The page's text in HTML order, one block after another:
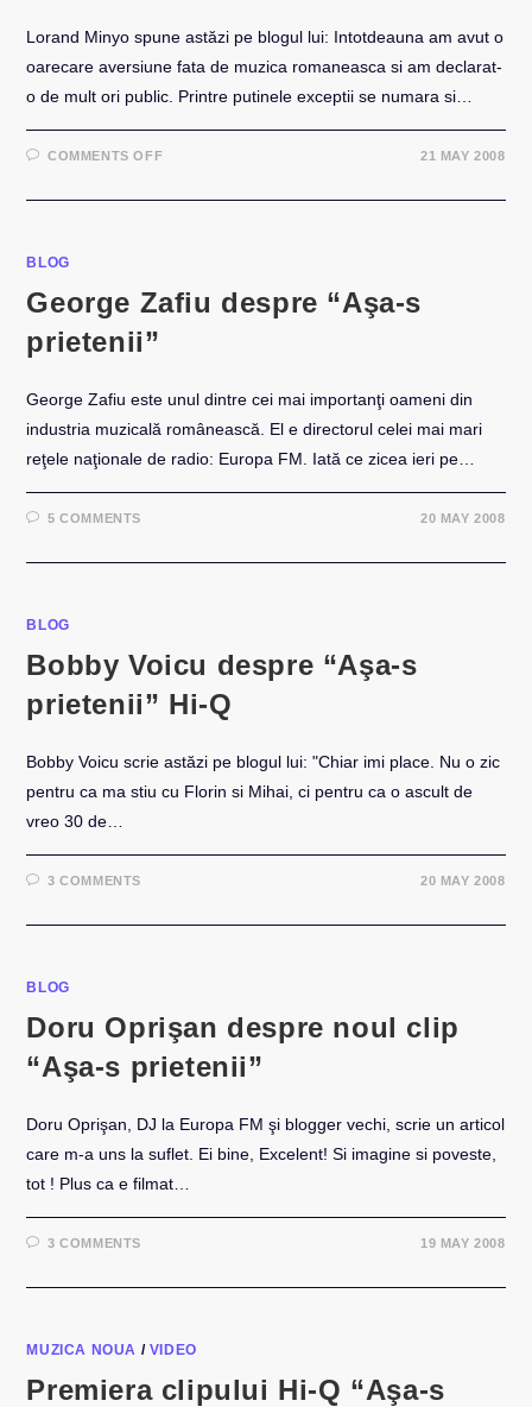
Lorand Minyo spune astăzi pe blogul lui: Intotdeauna am avut o
oarecare aversiune fata de muzica romaneasca si am declarat-
o de mult ori public. Printre putinele exceptii se numara si…
COMMENTS OFFON
DESPRE
21 MAY 2008
BLOG
George Zafiu despre “Aşa-s
prietenii”
George Zafiu este unul dintre cei mai importanţi oameni din
industria muzicală românească. El e directorul celei mai mari
reţele naţionale de radio: Europa FM. Iată ce zicea ieri pe…
5 COMMENTS 20 MAY 2008
BLOG
Bobby Voicu despre “Aşa-s
prietenii” Hi-Q
Bobby Voicu scrie astăzi pe blogul lui: "Chiar imi place. Nu o zic
pentru ca ma stiu cu Florin si Mihai, ci pentru ca o ascult de
vreo 30 de…
3 COMMENTS 20 MAY 2008
BLOG
Doru Oprişan despre noul clip
“Aşa-s prietenii”
Doru Oprişan, DJ la Europa FM şi blogger vechi, scrie un articol
care m-a uns la suflet. Ei bine, Excelent! Si imagine si poveste,
tot ! Plus ca e filmat…
3 COMMENTS 19 MAY 2008
MUZICA NOUA / VIDEO
Premiera clipului Hi-Q “Aşa-s